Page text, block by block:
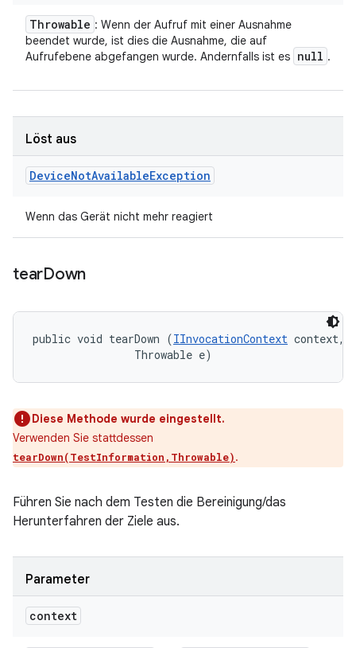
Throwable : Wenn der Aufruf mit einer Ausnahme
beendet wurde, ist dies die Ausnahme, die auf
Aufrufebene abgefangen wurde. Andernfalls ist es null .
Löst aus
DeviceNotAvailableException
Wenn das Gerät nicht mehr reagiert
tearDown
public void tearDown (IInvocationContext context,
                Throwable e)
Diese Methode wurde eingestellt.
Verwenden Sie stattdessen
tearDown(TestInformation,Throwable).
Führen Sie nach dem Testen die Bereinigung/das
Herunterfahren der Ziele aus.
Parameter
context